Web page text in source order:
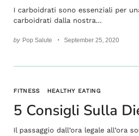
I carboidrati sono essenziali per
carboidrati dalla nostra...
by Pop Salute September 25, 2020
FITNESS HEALTHY EATING
5 Consigli Sulla
Il passaggio dall’ora legale all’ora